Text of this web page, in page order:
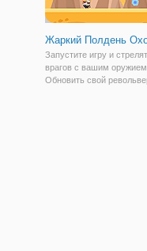
Жаркий Полдень
Запустите игру и
врагов с вашим
Обновить свой